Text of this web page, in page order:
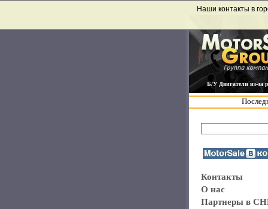
Б/У Двигатели из-за
Наши контакты в
Контакты
О нас
Партнеры в